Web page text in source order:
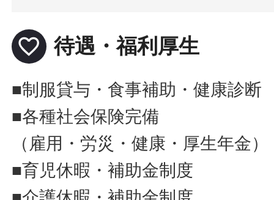
favorite_border 待遇・福利厚生
■制服貸与・食事補助・健康診断
■各種社会保険完備
（雇用・労災・健康・厚生年金）
■育児休暇・補助金制度